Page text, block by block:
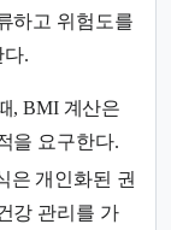
하고 위험도를
다.
, BMI 계산은
을 요구한다.
은 개인화된 권
강 관리를 가